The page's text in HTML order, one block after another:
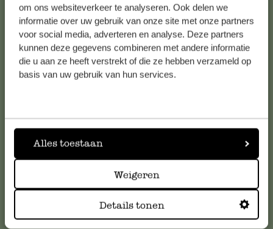
om ons websiteverkeer te analyseren. Ook delen we
informatie over uw gebruik van onze site met onze partners
voor social media, adverteren en analyse. Deze partners
kunnen deze gegevens combineren met andere informatie
die u aan ze heeft verstrekt of die ze hebben verzameld op
basis van uw gebruik van hun services.
Alles toestaan
Weigeren
Details tonen
Kundenservice/Hilfe
Falls Sie Fragen haben oder Tipps und Hilfe brauchen, wenden
kundenservice@dille-kamille.at